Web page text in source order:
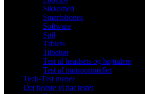
Sikkerhed
Smartphones
Software
Spil
Tablets
Tilbehør
Test af headsets og højttalere
Test af transportmidler
Tech-Test mener
Det bedste vi har testet